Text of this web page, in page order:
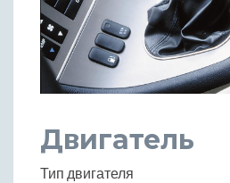
Двигатель
Тип двигателя